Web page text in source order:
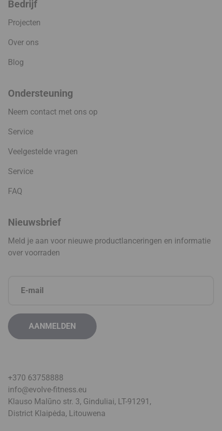
Bedrijf
Projecten
Over ons
Blog
Ondersteuning
Neem contact met ons op
Service
Veelgestelde vragen
Service
FAQ
Nieuwsbrief
Meld je aan voor nieuwe productlanceringen en informatie
over voorraden
+370 63758888
info@evolve-fitness.eu
Klauso Malūno str. 3, Ginduliai, LT-91291,
District Klaipėda, Litouwena